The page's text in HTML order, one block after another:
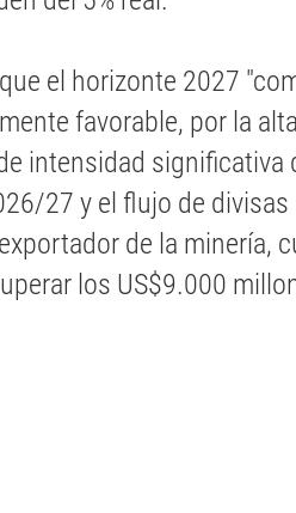
el horizonte 2027
favorable, por la
intensidad significativa
27 y el flujo de
de la minería,
los US$9.000